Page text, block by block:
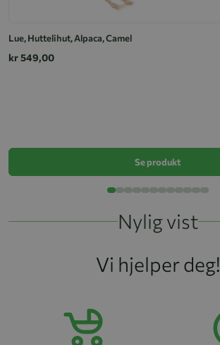
Lue, Huttelihut, Alpaca, Camel
kr 549,00
Se produkt
Nylig vist
Vi hjelper deg!